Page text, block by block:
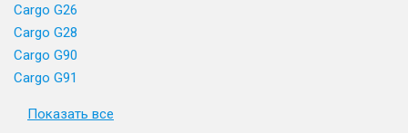
Cargo G26
Cargo G28
Cargo G90
Cargo G91
Показать все